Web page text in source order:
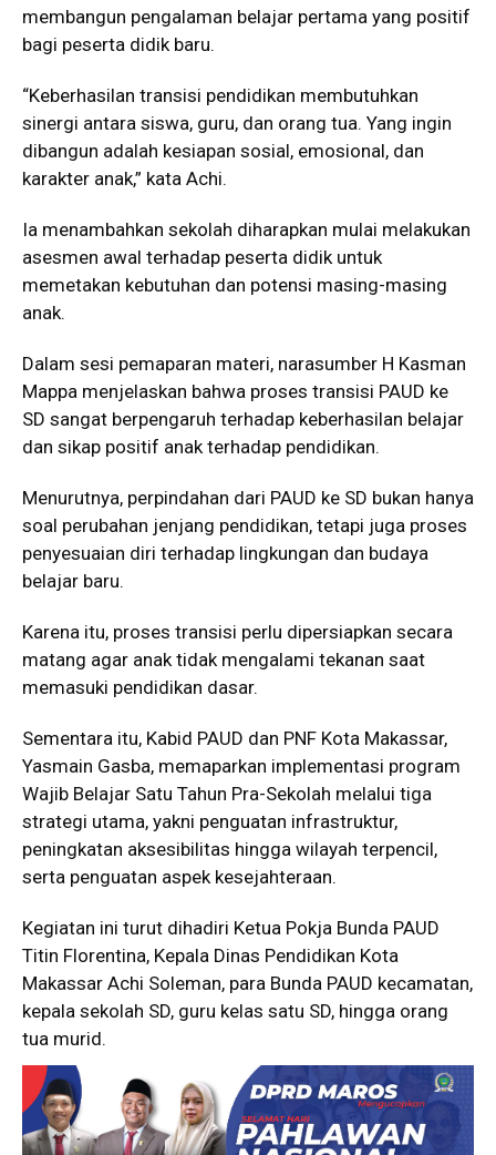
membangun pengalaman belajar pertama yang positif
bagi peserta didik baru.
“Keberhasilan transisi pendidikan membutuhkan
sinergi antara siswa, guru, dan orang tua. Yang ingin
dibangun adalah kesiapan sosial, emosional, dan
karakter anak,” kata Achi.
Ia menambahkan sekolah diharapkan mulai melakukan
asesmen awal terhadap peserta didik untuk
memetakan kebutuhan dan potensi masing-masing
anak.
Dalam sesi pemaparan materi, narasumber H Kasman
Mappa menjelaskan bahwa proses transisi PAUD ke
SD sangat berpengaruh terhadap keberhasilan belajar
dan sikap positif anak terhadap pendidikan.
Menurutnya, perpindahan dari PAUD ke SD bukan hanya
soal perubahan jenjang pendidikan, tetapi juga proses
penyesuaian diri terhadap lingkungan dan budaya
belajar baru.
Karena itu, proses transisi perlu dipersiapkan secara
matang agar anak tidak mengalami tekanan saat
memasuki pendidikan dasar.
Sementara itu, Kabid PAUD dan PNF Kota Makassar,
Yasmain Gasba, memaparkan implementasi program
Wajib Belajar Satu Tahun Pra-Sekolah melalui tiga
strategi utama, yakni penguatan infrastruktur,
peningkatan aksesibilitas hingga wilayah terpencil,
serta penguatan aspek kesejahteraan.
Kegiatan ini turut dihadiri Ketua Pokja Bunda PAUD
Titin Florentina, Kepala Dinas Pendidikan Kota
Makassar Achi Soleman, para Bunda PAUD kecamatan,
kepala sekolah SD, guru kelas satu SD, hingga orang
tua murid.